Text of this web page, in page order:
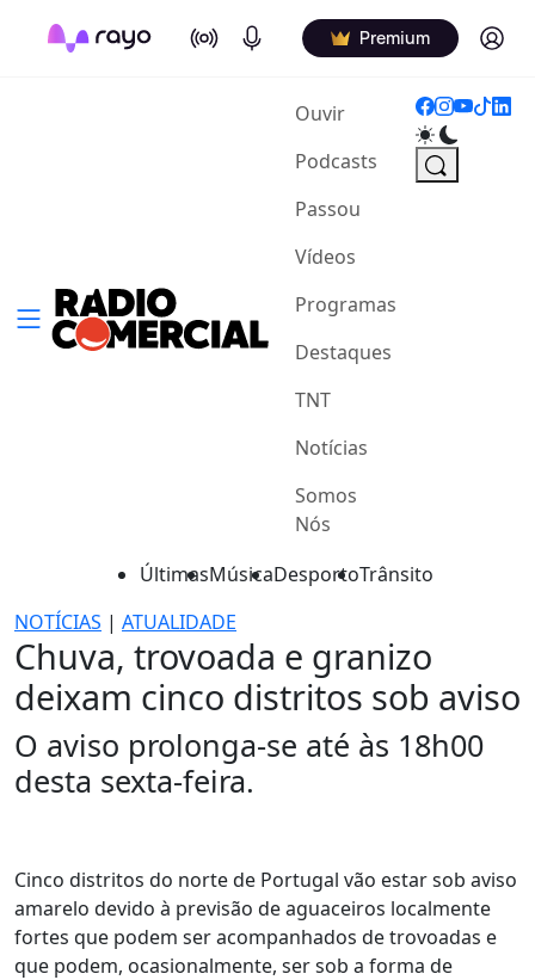
On Air Podcasts Premium Log in
Ouvir(current)
Podcasts
Passou
Vídeos
Programas
Destaques
TNT
Notícias
Somos
Nós
ÚltimasMúsicaDesportoTrânsito
NOTÍCIAS | ATUALIDADE
Chuva, trovoada e granizo
deixam cinco distritos sob aviso
O aviso prolonga-se até às 18h00
desta sexta-feira.
Cinco distritos do norte de Portugal vão estar sob aviso
amarelo devido à previsão de aguaceiros localmente
fortes que podem ser acompanhados de trovoadas e
que podem, ocasionalmente, ser sob a forma de